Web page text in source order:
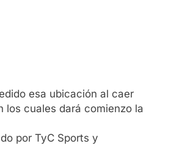
esa ubicación al caer
los cuales dará comienzo la
por TyC Sports y